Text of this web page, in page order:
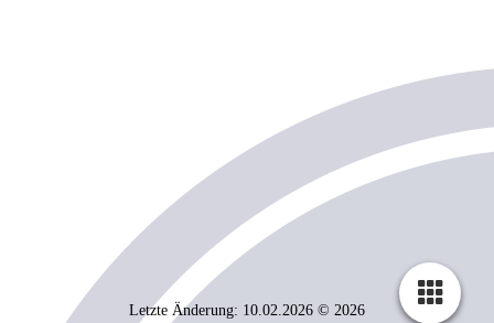
Letzte Änderung: 10.02.2026 © 2026